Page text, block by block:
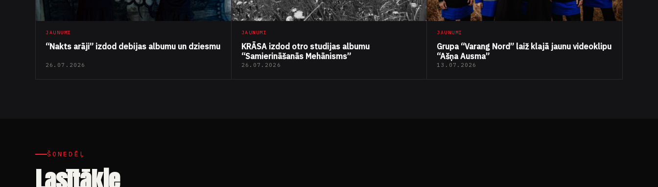
JAUNUMI
“Nakts arāji” izdod debijas albumu un dziesmu
26.07.2026
JAUNUMI
KRĀSA izdod otro studijas albumu
“Samierināšanās Mehānisms”
26.07.2026
JAUNUMI
Grupa “Varang Nord” laiž klajā jaunu videoklipu
“Ašņa Ausma”
13.07.2026
ŠONEDĒĻ